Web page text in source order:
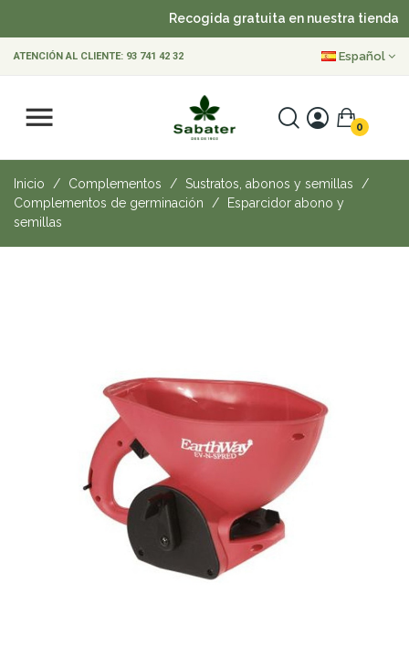
Recogida gratuita en nuestra tienda
ATENCIÓN AL CLIENTE: 93 741 42 32 Español
0
Inicio Complementos
Sustratos, abonos y semillas
Complementos de germinación
Esparcidor abono y
semillas